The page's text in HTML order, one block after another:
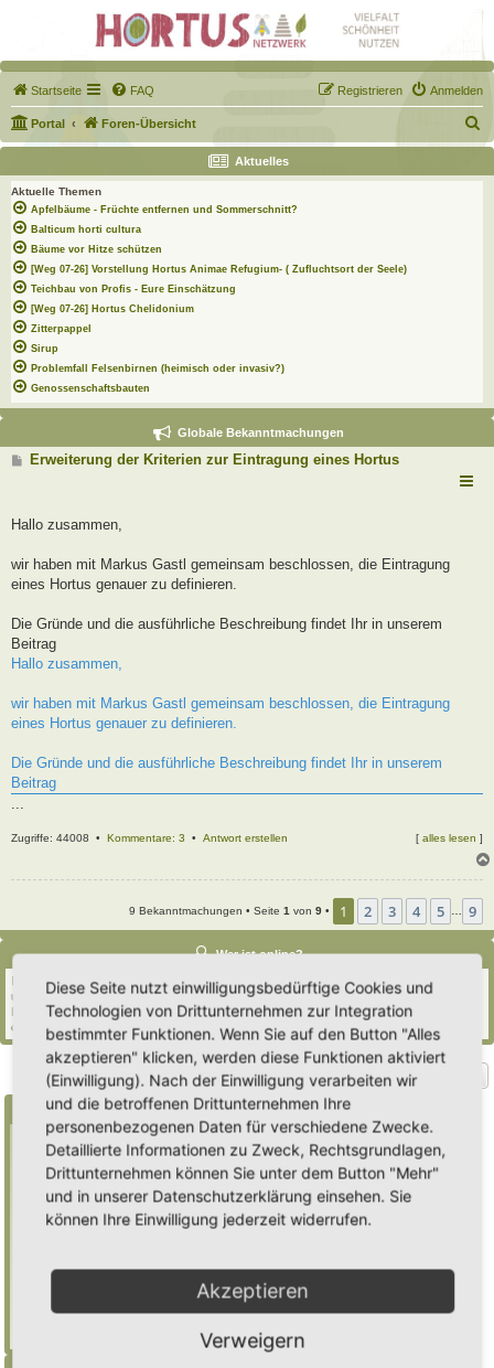
Startseite FAQ Anmelden
Registrieren
Portal Foren-Übersicht
u
c
Aktuelles
Aktuelle Themen
Apfelbäume - Früchte entfernen und Sommerschnitt?
Balticum horti cultura
Bäume vor Hitze schützen
[Weg 07-26] Vorstellung Hortus Animae Refugium- ( Zufluchtsort der Seele)
Teichbau von Profis - Eure Einschätzung
[Weg 07-26] Hortus Chelidonium
Zitterpappel
Sirup
Problemfall Felsenbirnen (heimisch oder invasiv?)
Genossenschaftsbauten
Globale Bekanntmachungen
B
r
Erweiterung der Kriterien zur Eintragung eines Hortus
Hallo zusammen,
wir haben mit Markus Gastl gemeinsam beschlossen, die Eintragung
eines Hortus genauer zu definieren.
Die Gründe und die ausführliche Beschreibung findet Ihr in unserem
Beitrag
Hallo zusammen,
wir haben mit Markus Gastl gemeinsam beschlossen, die Eintragung
eines Hortus genauer zu definieren.
Die Gründe und die ausführliche Beschreibung findet Ihr in unserem
Beitrag
Zugriffe: 44008 • Kommentare: 3 • Antwort erstellen [ alles lesen ]
9 Bekanntmachungen • Seite 1 von 9 • 1 2 3 4 5 … 9
Wer ist online?
Insgesamt sind602 Besucher online :: 5 sichtbare Mitglieder, 0 unsichtbare Mitglieder
und 597 Gäste (basierend auf den aktiven Besuchern der letzten 5 Minuten)
Der Besucherrekord liegt bei2235Besuchern, die am Mi 29. Jul 2026, 21:02 gleichzeitig
online waren.
Gehe zu
Suche
Benutze ein * als Platzhalter für teilweis
Übereinstimmungen
Mulchfindet "Mulch", Mulch*findet auch
Weitere Hilfe zur Suche
Diese Seite nutzt einwilligungsbedürftige Cookies und
Technologien von Drittunternehmen zur Integration
bestimmter Funktionen. Wenn Sie auf den Button "Alles
akzeptieren" klicken, werden diese Funktionen aktiviert
(Einwilligung). Nach der Einwilligung verarbeiten wir
und die betroffenen Drittunternehmen Ihre
personenbezogenen Daten für verschiedene Zwecke.
Detaillierte Informationen zu Zweck, Rechtsgrundlagen,
Drittunternehmen können Sie unter dem Button "Mehr"
und in unserer Datenschutzerklärung einsehen. Sie
können Ihre Einwilligung jederzeit widerrufen.
Akzeptieren
Verweigern